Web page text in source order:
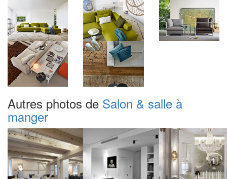
Autres photos de Salon & salle à
manger